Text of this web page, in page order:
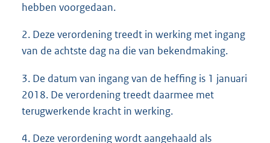
hebben voorgedaan.
2. Deze verordening treedt in werking met ingang
van de achtste dag na die van bekendmaking.
3. De datum van ingang van de heffing is 1 januari
2018. De verordening treedt daarmee met
terugwerkende kracht in werking.
4. Deze verordening wordt aangehaald als